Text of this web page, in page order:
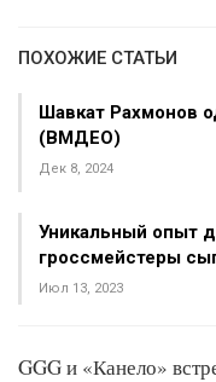
ПОХОЖИЕ СТАТЬИ
Шавкат Рахмонов
(ВМДЕО)
Дек 8, 2024
Уникальный опыт
гроссмейстеры
Июл 13, 2023
GGG и «Канело»